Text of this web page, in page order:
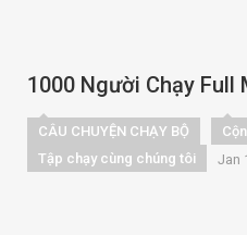
1000 Người Chạy Full
CÂU CHUYỆN CHẠY BỘ
Tập chạy cùng chúng tôi
Jan